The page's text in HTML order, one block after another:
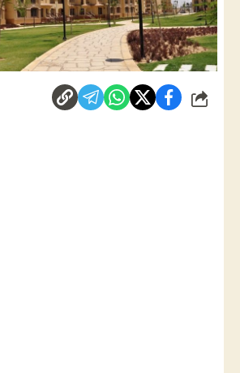
شارك